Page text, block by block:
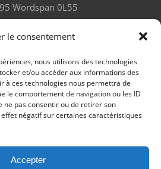
le consentement
nous utilisons des technologies
et/ou accéder aux informations des
à ces technologies nous permettra de
le comportement de navigation ou les ID
ne pas consentir ou de retirer son
négatif sur certaines caractéristiques
Accepter
Wordspan 0L55
ET VOYAGEURS
SERVICES
F.A.Q
MENTIONS